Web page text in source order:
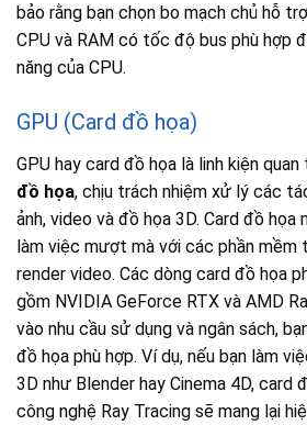
bảo rằng bạn chọn bo mạch chủ hỗ
CPU và RAM có tốc độ bus phù hợp
năng của CPU.
GPU (Card đồ họa)
GPU hay card đồ họa là linh kiện
đồ họa, chịu trách nhiệm xử lý các
ảnh, video và đồ họa 3D. Card đồ họa
làm việc mượt mà với các phần mềm
render video. Các dòng card đồ họa
gồm NVIDIA GeForce RTX và AMD
vào nhu cầu sử dụng và ngân sách,
đồ họa phù hợp. Ví dụ, nếu bạn làm
3D như Blender hay Cinema 4D, card
công nghệ Ray Tracing sẽ mang lại